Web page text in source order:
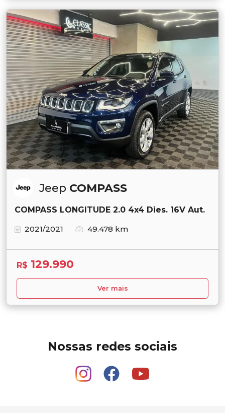
Jeep COMPASS
COMPASS LONGITUDE 2.0 4x4 Dies. 16V Aut.
2021/2021
49.478 km
R$ 129.990
Ver mais
Nossas redes sociais